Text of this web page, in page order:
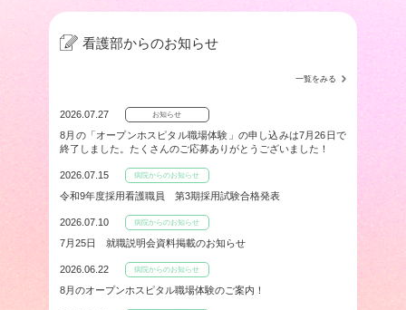
看護部からのお知らせ
一覧をみる
2026.07.27 お知らせ
8月の「オープンホスピタル職場体験」の申し込みは7月26日で
終了しました。たくさんのご応募ありがとうございました！
2026.07.15 病院からのお知らせ
令和9年度採用看護職員 第3期採用試験合格発表
2026.07.10 病院からのお知らせ
7月25日 就職説明会資料掲載のお知らせ
2026.06.22 病院からのお知らせ
8月のオープンホスピタル職場体験のご案内！